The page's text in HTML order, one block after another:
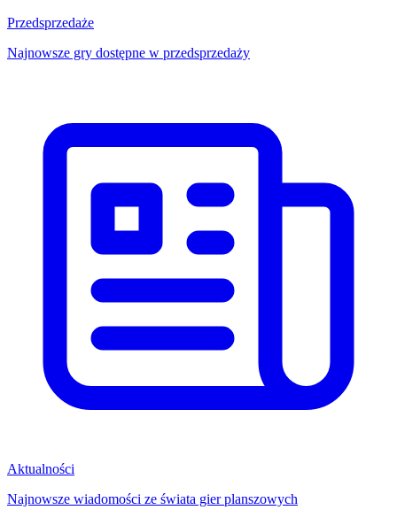
Przedsprzedaże
Najnowsze gry dostępne w przedsprzedaży
Aktualności
Najnowsze wiadomości ze świata gier planszowych